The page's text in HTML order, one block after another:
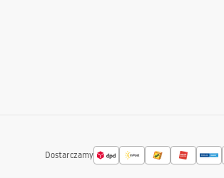
Dostarczamy